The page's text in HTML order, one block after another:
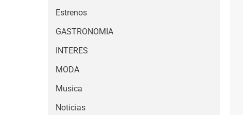
Estrenos
GASTRONOMIA
INTERES
MODA
Musica
Noticias